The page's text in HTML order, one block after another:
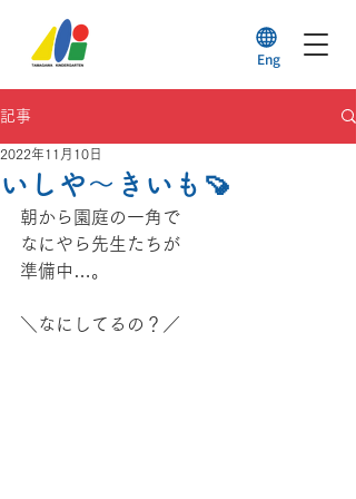
Eng
記事
いしや～きいも🍠
2022年11月10日
朝から園庭の一角で
なにやら先生たちが
準備中…。
＼なにしてるの？／